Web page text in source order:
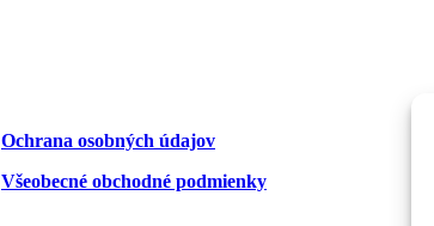
Ochrana osobných údajov
Všeobecné obchodné podmienky